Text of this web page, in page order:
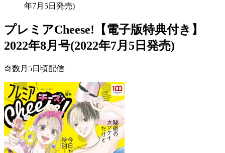
年7月5日発売)
プレミアCheese!【電子版特典付き】
2022年8月号(2022年7月5日発売)
奇数月5日頃配信